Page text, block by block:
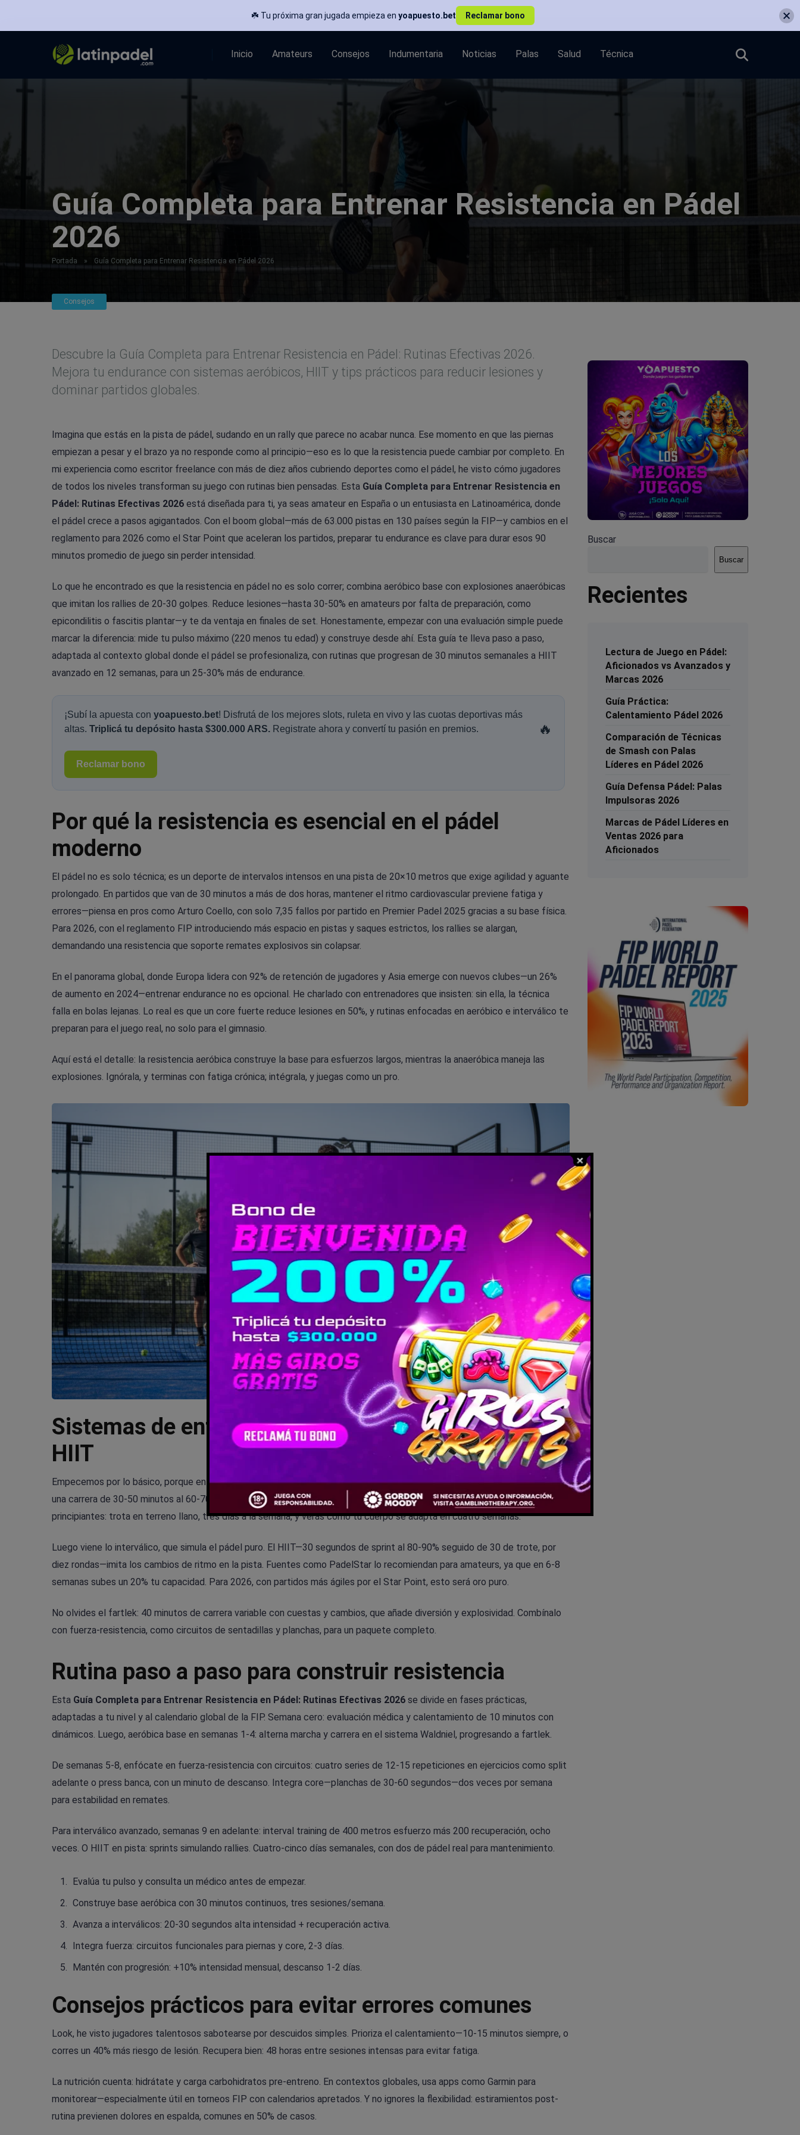
Inicio Amateurs Consejos Indumentaria Noticias Palas Salud Técnica
Guía Completa para Entrenar Resistencia en Pádel
2026
Portada » Guía Completa para Entrenar Resistencia en Pádel 2026
Consejos
Descubre la Guía Completa para Entrenar Resistencia en Pádel: Rutinas Efectivas 2026.
Mejora tu endurance con sistemas aeróbicos, HIIT y tips prácticos para reducir lesiones y
dominar partidos globales.
Imagina que estás en la pista de pádel, sudando en un rally que parece no acabar nunca. Ese momento en que las piernas
empiezan a pesar y el brazo ya no responde como al principio—eso es lo que la resistencia puede cambiar por completo. En
mi experiencia como escritor freelance con más de diez años cubriendo deportes como el pádel, he visto cómo jugadores
de todos los niveles transforman su juego con rutinas bien pensadas. Esta Guía Completa para Entrenar Resistencia en
Pádel: Rutinas Efectivas 2026 está diseñada para ti, ya seas amateur en España o un entusiasta en Latinoamérica, donde
el pádel crece a pasos agigantados. Con el boom global—más de 63.000 pistas en 130 países según la FIP—y cambios en el
reglamento para 2026 como el Star Point que aceleran los partidos, preparar tu endurance es clave para durar esos 90
minutos promedio de juego sin perder intensidad.
Lo que he encontrado es que la resistencia en pádel no es solo correr; combina aeróbico base con explosiones anaeróbicas
que imitan los rallies de 20-30 golpes. Reduce lesiones—hasta 30-50% en amateurs por falta de preparación, como
epicondilitis o fascitis plantar—y te da ventaja en finales de set. Honestamente, empezar con una evaluación simple puede
marcar la diferencia: mide tu pulso máximo (220 menos tu edad) y construye desde ahí. Esta guía te lleva paso a paso,
adaptada al contexto global donde el pádel se profesionaliza, con rutinas que progresan de 30 minutos semanales a HIIT
avanzado en 12 semanas, para un 25-30% más de endurance.
¡Subí la apuesta con yoapuesto.bet! Disfrutá de los mejores slots, ruleta en vivo y las cuotas deportivas más
altas. Triplicá tu depósito hasta $300.000 ARS. Registrate ahora y convertí tu pasión en premios. 🔥
Reclamar bono
Por qué la resistencia es esencial en el pádel
moderno
El pádel no es solo técnica; es un deporte de intervalos intensos en una pista de 20×10 metros que exige agilidad y aguante
prolongado. En partidos que van de 30 minutos a más de dos horas, mantener el ritmo cardiovascular previene fatiga y
errores—piensa en pros como Arturo Coello, con solo 7,35 fallos por partido en Premier Padel 2025 gracias a su base física.
Para 2026, con el reglamento FIP introduciendo más espacio en pistas y saques estrictos, los rallies se alargan,
demandando una resistencia que soporte remates explosivos sin colapsar.
En el panorama global, donde Europa lidera con 92% de retención de jugadores y Asia emerge con nuevos clubes—un 26%
de aumento en 2024—entrenar endurance no es opcional. He charlado con entrenadores que insisten: sin ella, la técnica
falla en bolas lejanas. Lo real es que un core fuerte reduce lesiones en 50%, y rutinas enfocadas en aeróbico e interválico te
preparan para el juego real, no solo para el gimnasio.
Aquí está el detalle: la resistencia aeróbica construye la base para esfuerzos largos, mientras la anaeróbica maneja las
explosiones. Ignórala, y terminas con fatiga crónica; intégrala, y juegas como un pro.
Sistemas de entrenamiento: de base aeróbica a
HIIT
Empecemos por lo básico, porque en mi experiencia, saltarte la fundación es el error número uno. El sistema continuo, como
una carrera de 30-50 minutos al 60-70% de tu pulso máximo, fortalece el corazón para esos rallies eternos. Es ideal para
principiantes: trota en terreno llano, tres días a la semana, y verás cómo tu cuerpo se adapta en cuatro semanas.
Luego viene lo interválico, que simula el pádel puro. El HIIT—30 segundos de sprint al 80-90% seguido de 30 de trote, por
diez rondas—imita los cambios de ritmo en la pista. Fuentes como PadelStar lo recomiendan para amateurs, ya que en 6-8
semanas subes un 20% tu capacidad. Para 2026, con partidos más ágiles por el Star Point, esto será oro puro.
No olvides el fartlek: 40 minutos de carrera variable con cuestas y cambios, que añade diversión y explosividad. Combínalo
con fuerza-resistencia, como circuitos de sentadillas y planchas, para un paquete completo.
Rutina paso a paso para construir resistencia
Esta Guía Completa para Entrenar Resistencia en Pádel: Rutinas Efectivas 2026 se divide en fases prácticas,
adaptadas a tu nivel y al calendario global de la FIP. Semana cero: evaluación médica y calentamiento de 10 minutos con
dinámicos. Luego, aeróbica base en semanas 1-4: alterna marcha y carrera en el sistema Waldniel, progresando a fartlek.
De semanas 5-8, enfócate en fuerza-resistencia con circuitos: cuatro series de 12-15 repeticiones en ejercicios como split
adelante o press banca, con un minuto de descanso. Integra core—planchas de 30-60 segundos—dos veces por semana
para estabilidad en remates.
Para interválico avanzado, semanas 9 en adelante: interval training de 400 metros esfuerzo más 200 recuperación, ocho
veces. O HIIT en pista: sprints simulando rallies. Cuatro-cinco días semanales, con dos de pádel real para mantenimiento.
Evalúa tu pulso y consulta un médico antes de empezar.
Construye base aeróbica con 30 minutos continuos, tres sesiones/semana.
Avanza a interválicos: 20-30 segundos alta intensidad + recuperación activa.
Integra fuerza: circuitos funcionales para piernas y core, 2-3 días.
Mantén con progresión: +10% intensidad mensual, descanso 1-2 días.
Consejos prácticos para evitar errores comunes
Look, he visto jugadores talentosos sabotearse por descuidos simples. Prioriza el calentamiento—10-15 minutos siempre, o
corres un 40% más riesgo de lesión. Recupera bien: 48 horas entre sesiones intensas para evitar fatiga.
La nutrición cuenta: hidrátate y carga carbohidratos pre-entreno. En contextos globales, usa apps como Garmin para
monitorear—especialmente útil en torneos FIP con calendarios apretados. Y no ignores la flexibilidad: estiramientos post-
rutina previenen dolores en espalda, comunes en 50% de casos.
Buscar
Buscar
Recientes
Lectura de Juego en Pádel:
Aficionados vs Avanzados y
Marcas 2026
Guía Práctica:
Calentamiento Pádel 2026
Comparación de Técnicas
de Smash con Palas
Líderes en Pádel 2026
Guía Defensa Pádel: Palas
Impulsoras 2026
Marcas de Pádel Líderes en
Ventas 2026 para
Aficionados
☘️ Tu próxima gran jugada empieza en yoapuesto.bet Reclamar bono